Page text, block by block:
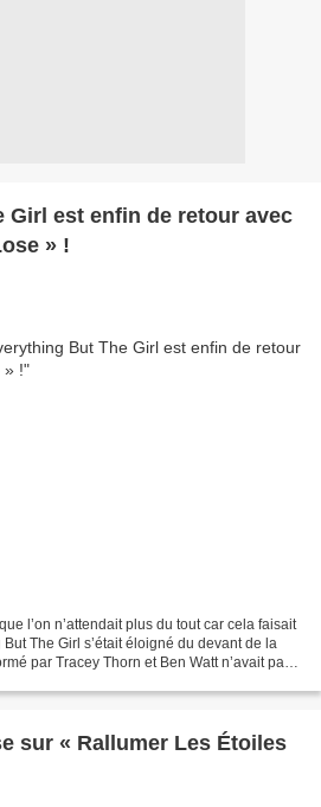
Girl est enfin de retour avec
» !
l’on n’attendait plus du tout car cela faisait
The Girl s’était éloigné du devant de la
par Tracey Thorn et Ben Watt n’avait pas
sur « Rallumer Les Étoiles